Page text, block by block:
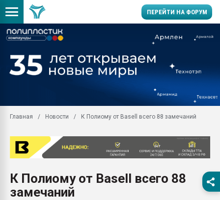
ПЕРЕЙТИ НА ФОРУМ
производство SPC
заводу пластмасс"
Помощь в подборе
Вакуум-формовочные
ближайшее
Подмосковье, Москва
первый план в
Главная Новости К Полиому от Basell всего 88 замечаний
К Полиому от Basell всего 88
замечаний